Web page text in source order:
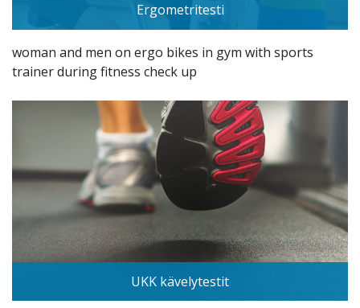
Ergometritesti
woman and men on ergo bikes in gym with sports
trainer during fitness check up
UKK kävelytestit